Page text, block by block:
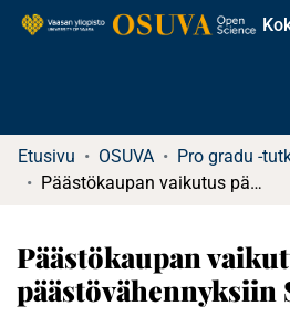
Etusivu OSUVA
Päästökaupan vaikutus päästövähennyksiin Suomessa
Päästökaupan
päästövähennyksiin